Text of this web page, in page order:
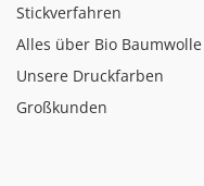
Stickverfahren
Alles über Bio Baumwolle
Unsere Druckfarben
Großkunden